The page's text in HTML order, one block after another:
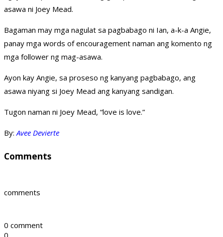
asawa ni Joey Mead.
Bagaman may mga nagulat sa pagbabago ni Ian, a-k-a Angie,
panay mga words of encouragement naman ang komento ng
mga follower ng mag-asawa.
Ayon kay Angie, sa proseso ng kanyang pagbabago, ang
asawa niyang si Joey Mead ang kanyang sandigan.
Tugon naman ni Joey Mead, “love is love.”
By:Avee Devierte
Comments
comments
0 comment